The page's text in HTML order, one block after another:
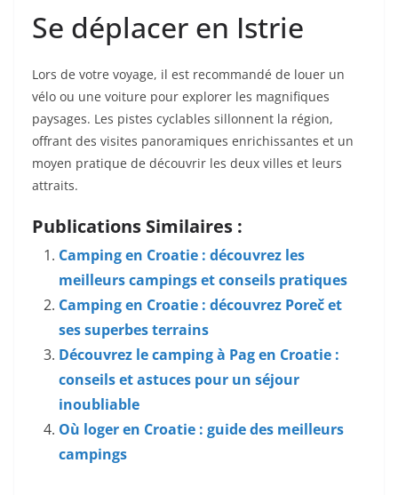
Se déplacer en Istrie
Lors de votre voyage, il est recommandé de louer un
vélo ou une voiture pour explorer les magnifiques
paysages. Les pistes cyclables sillonnent la région,
offrant des visites panoramiques enrichissantes et un
moyen pratique de découvrir les deux villes et leurs
attraits.
Publications Similaires :
Camping en Croatie : découvrez les
meilleurs campings et conseils pratiques
Camping en Croatie : découvrez Poreč et
ses superbes terrains
Découvrez le camping à Pag en Croatie :
conseils et astuces pour un séjour
inoubliable
Où loger en Croatie : guide des meilleurs
campings